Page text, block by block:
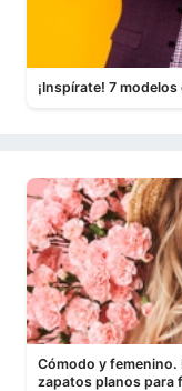
¡Inspírate! 7
Cómodo y
zapatos planos para